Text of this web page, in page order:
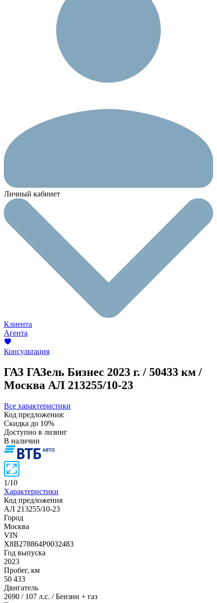
Личный кабинет
Клиента
Агента
Консультация
ГАЗ ГАЗель Бизнес 2023 г. / 50433 км /
Москва АЛ 213255/10-23
Все характеристики
Код предложения:
Скидка до 10%
Доступно в лизинг
В наличии
1/10
Характеристики
Код предложения
АЛ 213255/10-23
Город
Москва
VIN
X8B278864P0032483
Год выпуска
2023
Пробег, км
50 433
Двигатель
2690 / 107 л.с. / Бензин + газ